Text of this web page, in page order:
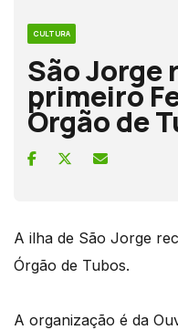
CULTURA
São Jorge
primeiro
Órgão de
A ilha de São Jorge
Órgão de Tubos.
A organização é da